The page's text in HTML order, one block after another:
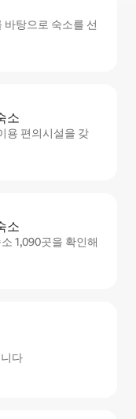
탕으로 숙소를 선
소
용 편의시설을 갖
소
1,090곳을 확인해
다